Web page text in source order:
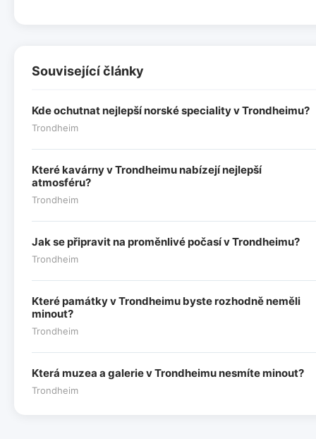
Související články
Kde ochutnat nejlepší norské speciality v Trondheimu?
Trondheim
Které kavárny v Trondheimu nabízejí nejlepší
atmosféru?
Trondheim
Jak se připravit na proměnlivé počasí v Trondheimu?
Trondheim
Které památky v Trondheimu byste rozhodně neměli
minout?
Trondheim
Která muzea a galerie v Trondheimu nesmíte minout?
Trondheim